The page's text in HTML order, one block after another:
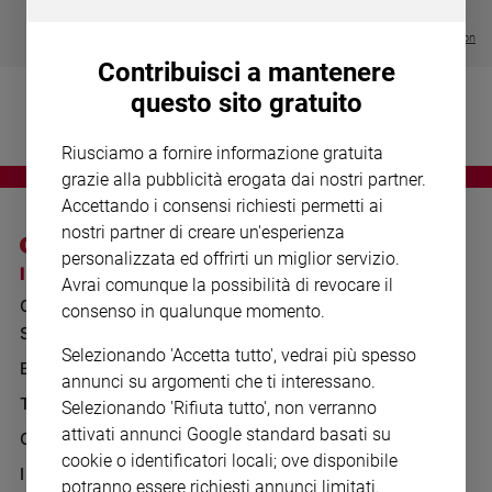
Devozione
fede
giorno
Santo
del
Società
e
valori
Visualizza tutte le collection
I SITI SAN PAOLO
GRUPPO EDITORIALE
SAN PAOLO
BENESSERE
TELENOVA
GAZZETTA D'ALBA
IL GIORNALINO
NOTE LEGALI
PRIVACY POLICY
WHISTLEBLOWING
SOCIAL
Contribuisci a mantenere
questo sito gratuito
Riusciamo a fornire informazione gratuita
grazie alla pubblicità erogata dai nostri partner.
Accettando i consensi richiesti permetti ai
nostri partner di creare un'esperienza
personalizzata ed offrirti un miglior servizio.
Avrai comunque la possibilità di revocare il
consenso in qualunque momento.
Selezionando 'Accetta tutto', vedrai più spesso
annunci su argomenti che ti interessano.
Selezionando 'Rifiuta tutto', non verranno
attivati annunci Google standard basati su
cookie o identificatori locali; ove disponibile
potranno essere richiesti annunci limitati.